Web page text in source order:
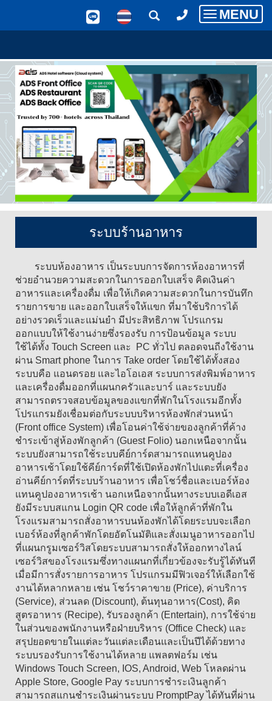
Toggle
MENU
ระบบร้านอาหาร
ระบบห้องอาหาร เป็นระบบการจัดการห้องอาหารที่
ช่วยอำนวยความสะดวกในการออกใบเสร็จ คิดเงินค่า
อาหารและเครื่องดื่ม เพื่อให้เกิดความสะดวกในการบันทึก
รายการขาย และออกใบเสร็จให้แขก ที่มาใช้บริการได้
อย่างรวดเร็วและแม่นยำ มีประสิทธิภาพ โปรแกรม
ออกแบบให้ใช้งานง่ายซึ่งรองรับ การป้อนข้อมูล ระบบ
ใช้ได้ทั้ง Touch Screen และ PC ทั่วไป ตลอดจนถีงใช้งาน
ผ่าน Smart phone ในการ Take order โดยใช้ได้ทั้งสอง
ระบบคือ แอนดรอย และไอโอเอส ระบบการส่งพิมพ์อาหาร
และเครื่องดื่มออกที่แผนกครัวและบาร์ และระบบยัง
สามารถตรวจสอบข้อมูลของแขกที่พักในโรงแรมอีกทั้ง
โปรแกรมยังเชื่อมต่อกับระบบบริหารห้องพักส่วนหน้า
(Front office System) เพื่อโอนค่าใช้จ่ายของลูกค้าที่ค้าง
ชำระเข้าสู่ห้องพักลูกค้า (Guest Folio) นอกเหนือจากนั้น
ระบบยังสามารถใช้ระบบคีย์การ์ดสามารถแทนคูปอง
อาหารเช้าโดยใช้คีย์การ์ดที่ใช้เปิดห้องพักไปแตะที่เครื่อง
อ่านคีย์การ์ดที่ระบบร้านอาหาร เพื่อโชว์ชื่อและเบอร์ห้อง
แทนคูปองอาหารเช้า นอกเหนือจากนั้นทางระบบเอดีเอส
ยังมีระบบสแกน Login QR code เพื่อให้ลูกค้าที่พักใน
โรงแรมสามารถสั่งอาหารบนห้องพักได้โดยระบบจะเลือก
เบอร์ห้องที่ลูกค้าพักโดยอัตโนมัติและสั่งเมนูอาหารออกไป
ที่แผนกรูมเซอร์วิสโดยระบบสามารถสั่งให้ออกทางไลน์
เซอร์วิสของโรงแรมซึ่งทางแผนกที่เกี่ยวข้องจะรับรู้ได้ทันที
เมื่อมีการสั่งรายการอาหาร โปรแกรมมีฟิวเจอร์ให้เลือกใช้
งานได้หลากหลาย เช่น โชว์ราคาขาย (Price), ค่าบริการ
(Service), ส่วนลด (Discount), ต้นทุนอาหาร(Cost), คิด
สูตรอาหาร (Recipe), รับรองลูกค้า (Entertain), การใช้จ่าย
ในส่วนของพนักงานหรือฝ่ายบริหาร (Office Check) และ
สรุปยอดขายในแต่ละวันแต่ละเดือนและเป็นปีได้ด้วยทาง
ระบบรองรับการใช้งานได้หลาย แพลตฟอร์ม เช่น
Windows Touch Screen, IOS, Android, Web โหลดผ่าน
Apple Store, Google Pay ระบบการชำระเงินลูกค้า
สามารถสแกนชำระเงินผ่านระบบ PromptPay ได้ทันที่ผ่าน